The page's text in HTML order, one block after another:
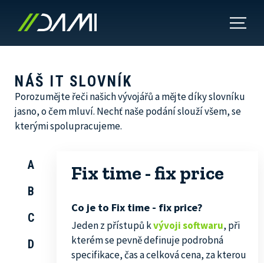
NÁŠ IT SLOVNÍK
Porozumějte řeči našich vývojářů a mějte díky slovníku
jasno, o čem mluví. Nechť naše podání slouží všem, se
kterými spolupracujeme.
A
B
C
D
Fix time - fix price
Co je to Fix time - fix price?
Jeden z přístupů kvývoji softwaru, při
kterém se pevně definuje podrobná
specifikace, čas a celková cena, za kterou